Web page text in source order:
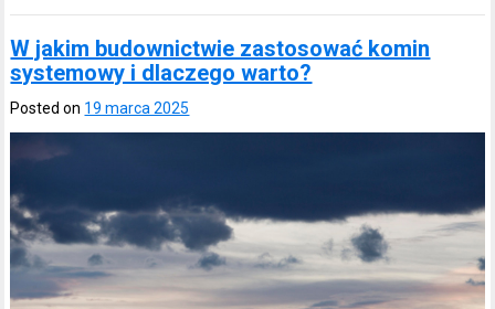
W jakim budownictwie zastosować komin
systemowy i dlaczego warto?
Posted on 19 marca 2025